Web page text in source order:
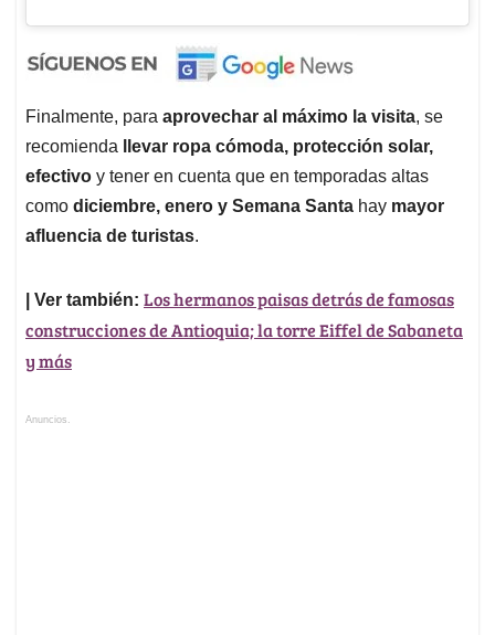
Finalmente, para aprovechar al máximo la visita, se
recomienda
llevar ropa cómoda, protección solar,
efectivo y tener en cuenta que en temporadas altas
como diciembre, enero y Semana Santa hay mayor
afluencia de turistas.
| Ver también: Los hermanos paisas detrás de famosas
construcciones de Antioquia; la torre Eiffel de Sabaneta
y más
Anuncios.